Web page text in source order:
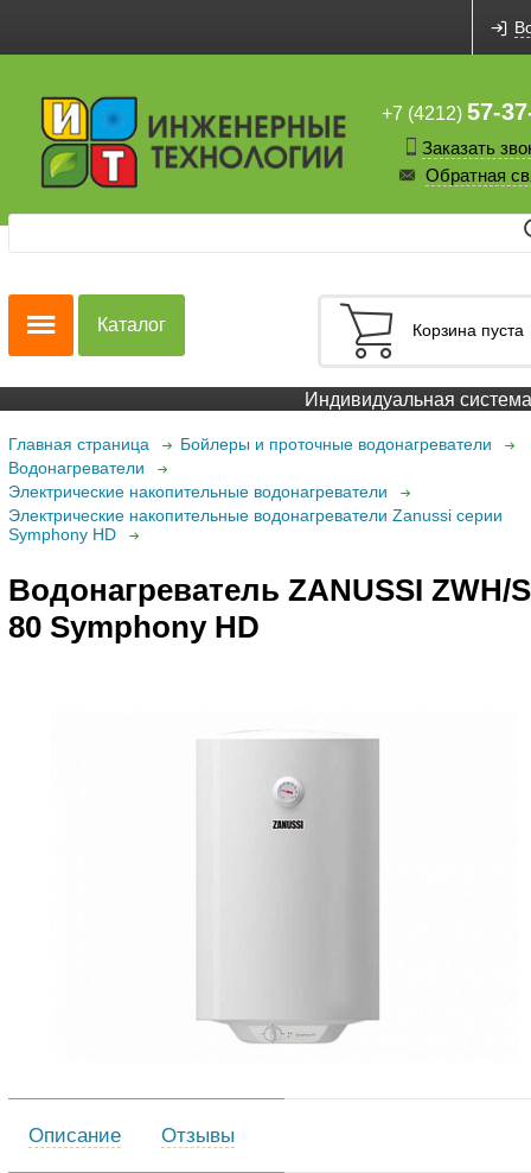
+7 (4212) 57-
Заказать
Обратная
Корзина пуста
Каталог
Индивидуальная система
Главная страница
Бойлеры и проточные водонагреватели
Водонагреватели
Электрические накопительные водонагреватели
Электрические накопительные водонагреватели Zanussi серии
Symphony HD
Водонагреватель ZANUSSI ZWH/S
80 Symphony HD
Описание Отзывы